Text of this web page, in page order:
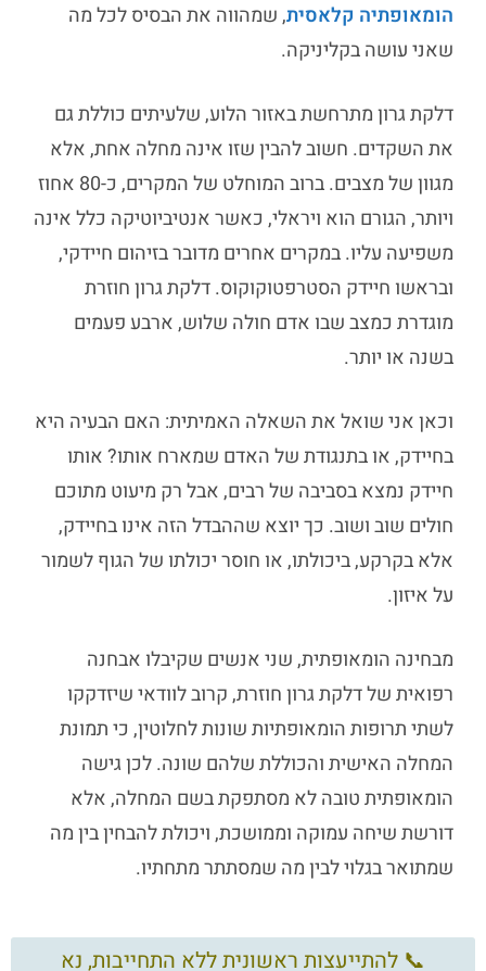
הומאופתיה קלאסית, שמהווה את הבסיס לכל מה
שאני עושה בקליניקה.
דלקת גרון מתרחשת באזור הלוע, שלעיתים כוללת גם
את השקדים. חשוב להבין שזו אינה מחלה אחת, אלא
מגוון של מצבים. ברוב המוחלט של המקרים, כ-80 אחוז
ויותר, הגורם הוא ויראלי, כאשר אנטיביוטיקה כלל אינה
משפיעה עליו. במקרים אחרים מדובר בזיהום חיידקי,
ובראשו חיידק הסטרפטוקוקוס.דלקת גרון חוזרת
מוגדרת כמצב שבו אדם חולה שלוש, ארבע פעמים
בשנה או יותר.
וכאן אני שואל את השאלה האמיתית: האם הבעיה היא
בחיידק, או בתנגודת של האדם שמארח אותו? אותו
חיידק נמצא בסביבה של רבים, אבל רק מיעוט מתוכם
חולים שוב ושוב. כך יוצא שההבדל הזה אינו בחיידק,
אלא בקרקע, ביכולתו, או חוסר יכולתו של הגוף לשמור
על איזון.
מבחינה הומאופתית, שני אנשים שקיבלו אבחנה
רפואית שלדלקת גרון חוזרת, קרוב לוודאי שיזדקקו
לשתי תרופות הומאופתיות שונות לחלוטין, כי תמונת
המחלה האישית והכוללת שלהם שונה. לכן גישה
הומאופתית טובה לא מסתפקת בשם המחלה, אלא
דורשת שיחה עמוקה וממושכת, ויכולת להבחין בין מה
שמתואר בגלוי לבין מה שמסתתר מתחתיו.
📞 להתייעצות ראשונית ללא התחייבות, נא